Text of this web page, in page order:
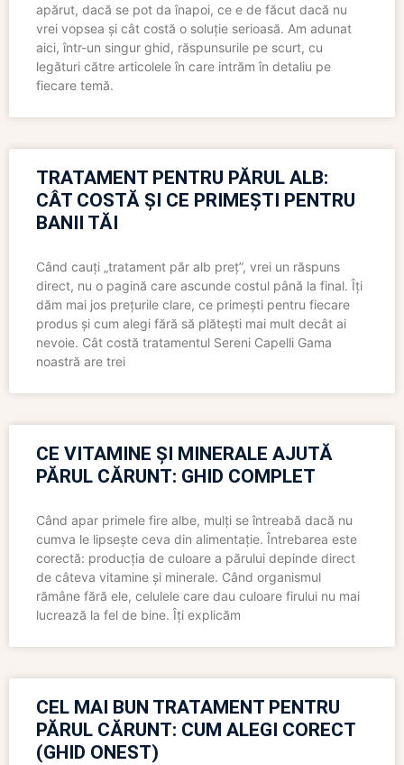
apărut, dacă se pot da înapoi, ce e de făcut dacă nu
vrei vopsea și cât costă o soluție serioasă. Am adunat
aici, într-un singur ghid, răspunsurile pe scurt, cu
legături către articolele în care intrăm în detaliu pe
fiecare temă.
TRATAMENT PENTRU PĂRUL ALB:
CÂT COSTĂ ȘI CE PRIMEȘTI PENTRU
BANII TĂI
Când cauți „tratament păr alb preț”, vrei un răspuns
direct, nu o pagină care ascunde costul până la final. Îți
dăm mai jos prețurile clare, ce primești pentru fiecare
produs și cum alegi fără să plătești mai mult decât ai
nevoie. Cât costă tratamentul Sereni Capelli Gama
noastră are trei
CE VITAMINE ȘI MINERALE AJUTĂ
PĂRUL CĂRUNT: GHID COMPLET
Când apar primele fire albe, mulți se întreabă dacă nu
cumva le lipsește ceva din alimentație. Întrebarea este
corectă: producția de culoare a părului depinde direct
de câteva vitamine și minerale. Când organismul
rămâne fără ele, celulele care dau culoare firului nu mai
lucrează la fel de bine. Îți explicăm
CEL MAI BUN TRATAMENT PENTRU
PĂRUL CĂRUNT: CUM ALEGI CORECT
(GHID ONEST)